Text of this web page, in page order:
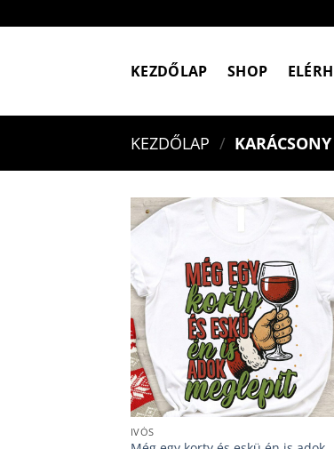
to
KEZDŐLAP SHOP
KEZDŐLAP / KARÁCSONY
IVÓS